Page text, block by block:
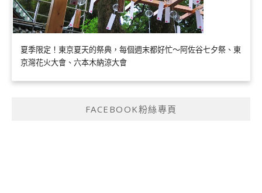
夏季限定！東京夏天的祭典，每個週末都好忙～阿佐谷七夕祭、東
京灣花火大會、六本木納涼大會
FACEBOOK粉絲專頁